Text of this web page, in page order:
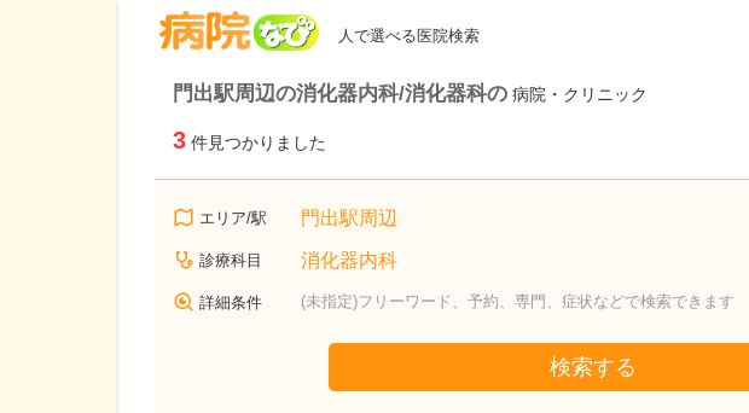
人で選べる医院検索
門出駅周辺の消化器内科/消化器科の 病院・クリニック
3 件見つかりました
エリア/駅 門出駅周辺
診療科目 消化器内科
詳細条件 (未指定)フリーワード、予約、専門、症状などで検索できます
検索する